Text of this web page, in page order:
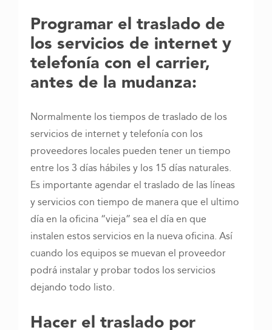
Programar el traslado de
los servicios de internet y
telefonía con el carrier,
antes de la mudanza:
Normalmente los tiempos de traslado de los
servicios de internet y telefonía con los
proveedores locales pueden tener un tiempo
entre los 3 días hábiles y los 15 días naturales.
Es importante agendar el traslado de las líneas
y servicios con tiempo de manera que el ultimo
día en la oficina “vieja” sea el día en que
instalen estos servicios en la nueva oficina. Así
cuando los equipos se muevan el proveedor
podrá instalar y probar todos los servicios
dejando todo listo.
Hacer el traslado por